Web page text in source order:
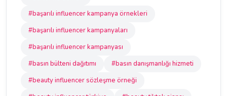
#başarılı influencer kampanya örnekleri
#başarılı influencer kampanyaları
#başarılı influencer kampanyası
#basın bülteni dağıtımı
#basın danışmanlığı hizmeti
#beauty influencer sözleşme örneği